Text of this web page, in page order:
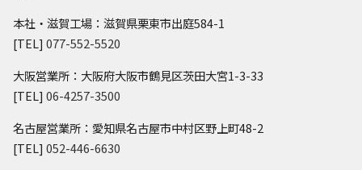
本社・滋賀工場：滋賀県栗東市出庭584-1
[TEL] 077-552-5520
大阪営業所：大阪府大阪市鶴見区茨田大宮1-3-33
[TEL] 06-4257-3500
名古屋営業所：愛知県名古屋市中村区野上町48-2
[TEL] 052-446-6630